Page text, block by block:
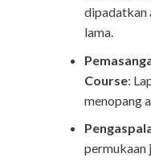
dipadatkan
lama.
Course:
menopang
permukaan